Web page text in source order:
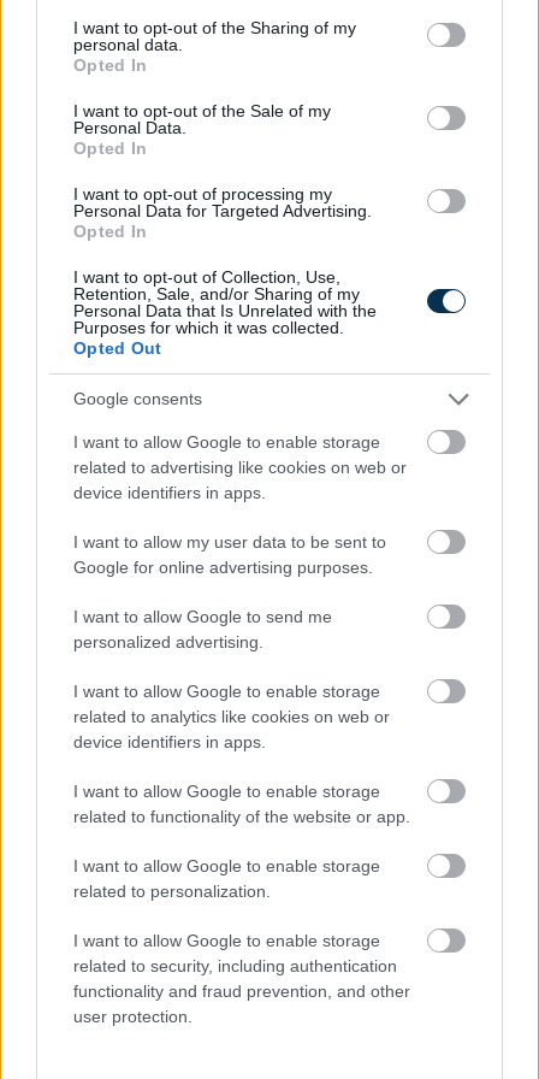
not limited to your visit or usage behaviour. You may click to
grant or deny consent to Google and its third-party tags to
use your data for below specified purposes in below Google
consent section.
I want to opt-out of the Sharing of my
personal data.
Opted In
I want to opt-out of the Sale of my
Personal Data.
Opted In
I want to opt-out of processing my
Personal Data for Targeted Advertising.
Opted In
I want to opt-out of Collection, Use,
Retention, Sale, and/or Sharing of my
Personal Data that Is Unrelated with the
Purposes for which it was collected.
Opted Out
Google consents
I want to allow Google to enable storage
related to advertising like cookies on web or
device identifiers in apps.
I want to allow my user data to be sent to
Google for online advertising purposes.
I want to allow Google to send me
personalized advertising.
I want to allow Google to enable storage
related to analytics like cookies on web or
device identifiers in apps.
I want to allow Google to enable storage
related to functionality of the website or app.
I want to allow Google to enable storage
related to personalization.
I want to allow Google to enable storage
related to security, including authentication
functionality and fraud prevention, and other
user protection.
Mennyibe kerül az albérlet? Albérlet árak Budapesten,
Szegeden, Debrecenben és Nyíregyházán
Arany árfolyam és ezüst árfolyam elemzés